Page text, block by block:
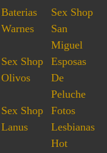
Baterias
Warnes
Sex Shop
San
Miguel
Sex Shop
Olivos
Esposas
De
Peluche
Sex Shop
Lanus
Fotos
Lesbianas
Hot